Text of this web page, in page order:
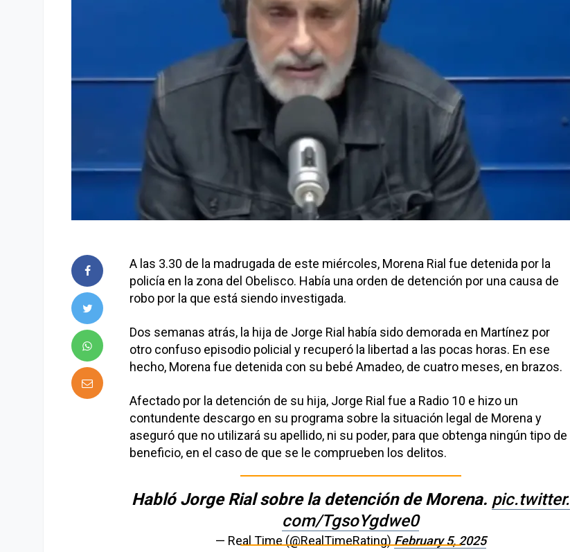
A las 3.30 de la madrugada de este miércoles, Morena Rial fue detenida por la
policía en la zona del Obelisco. Había una orden de detención por una causa de
robo por la que está siendo investigada.
Dos semanas atrás, la hija de Jorge Rial había sido demorada en Martínez por
otro confuso episodio policial y recuperó la libertad a las pocas horas. En ese
hecho, Morena fue detenida con su bebé Amadeo, de cuatro meses, en brazos.
Afectado por la detención de su hija, Jorge Rial fue a Radio 10 e hizo un
contundente descargo en su programa sobre la situación legal de Morena y
aseguró que no utilizará su apellido, ni su poder, para que obtenga ningún tipo de
beneficio, en el caso de que se le comprueben los delitos.
Habló Jorge Rial sobre la detención de Morena. pic.twitter.
com/TgsoYgdwe0
— Real Time (@RealTimeRating) February 5, 2025